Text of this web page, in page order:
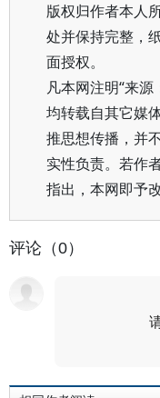
版权归作者本人
处并保持完整，
面授权。
凡本网注明“来源
均转载自其它媒
推思想传播，并
实性负责。若作
指出，本网即予改
评论（0）